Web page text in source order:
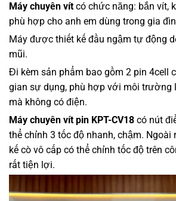
Máy chuyên vítcó chức năng: bắn vít,
phù hợp cho anh em dùng trong gia
Máy được thiết kế đầu ngậm tự động
mũi.
Đi kèm sản phẩm bao gồm 2 pin 4cell
gian sự dụng, phù hợp với môi trường
mà không có điện.
Máy chuyên vít pin KPT-CV18 có nút
thể chỉnh 3 tốc độ nhanh, chậm.
kế cò vô cấp có thể chỉnh tốc độ trên
rất tiện lợi.